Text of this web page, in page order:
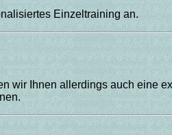
Einzeltraining an.
wir Ihnen allerdings auch eine